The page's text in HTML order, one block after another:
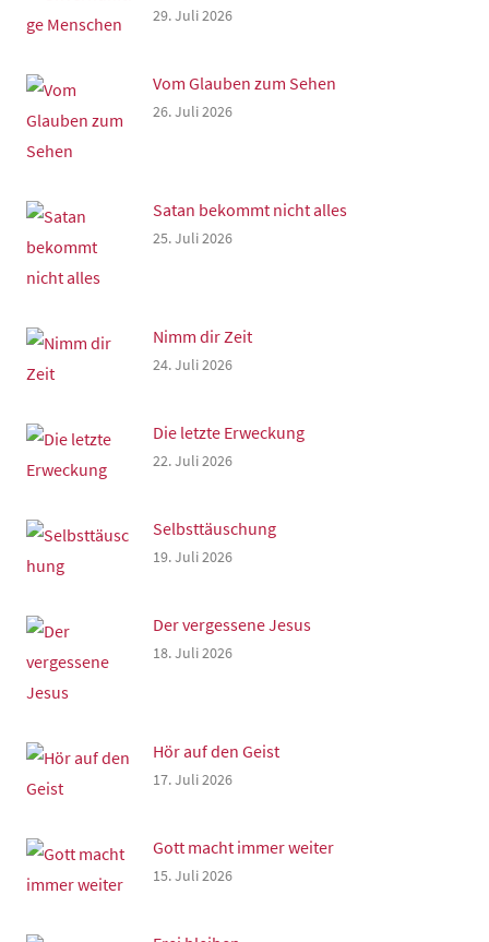
29. Juli 2026
Vom Glauben zum Sehen
26. Juli 2026
Satan bekommt nicht alles
25. Juli 2026
Nimm dir Zeit
24. Juli 2026
Die letzte Erweckung
22. Juli 2026
Selbsttäuschung
19. Juli 2026
Der vergessene Jesus
18. Juli 2026
Hör auf den Geist
17. Juli 2026
Gott macht immer weiter
15. Juli 2026